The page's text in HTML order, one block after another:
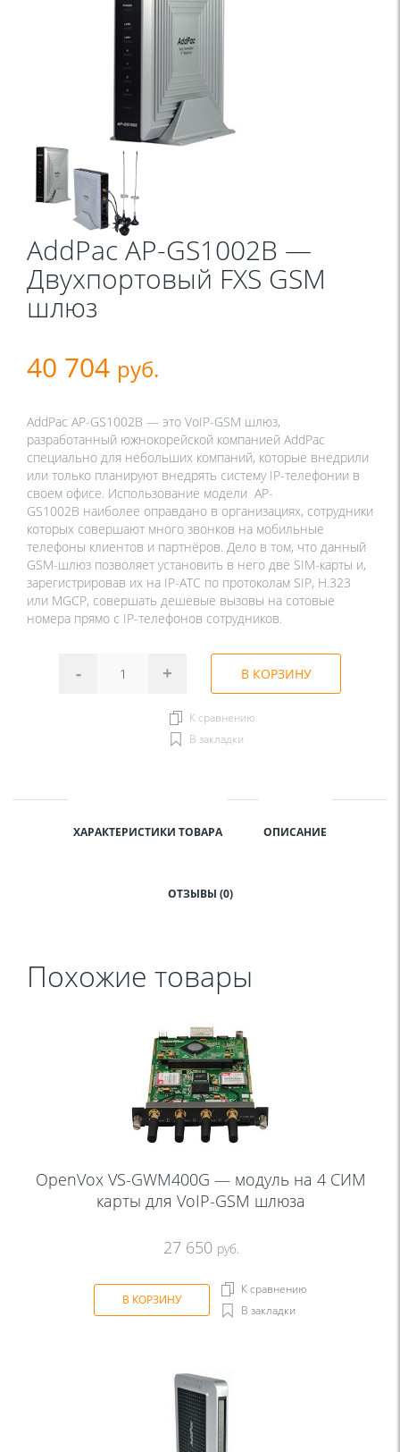
AddPac AP-GS1002B —
Двухпортовый FXS GSM
шлюз
40 704 руб.
AddPac AP-GS1002B — это VoIP-GSM шлюз,
разработанный южнокорейской компанией AddPac
специально для небольших компаний, которые внедрили
или только планируют внедрять систему IP-телефонии в
своем офисе. Использование модели AP-
GS1002B наиболее оправдано в организациях, сотрудники
которых совершают много звонков на мобильные
телефоны клиентов и партнёров. Дело в том, что данный
GSM-шлюз позволяет установить в него две SIM-карты и,
зарегистрировав их на IP-АТС по протоколам SIP, H.323
или MGCP, совершать дешевые вызовы на сотовые
номера прямо с IP-телефонов сотрудников.
- + В КОРЗИНУ
К сравнению
В закладки
ХАРАКТЕРИСТИКИ ТОВАРА ОПИСАНИЕ
ОТЗЫВЫ (0)
Похожие товары
OpenVox VS-GWM400G — модуль на 4 СИМ
карты для VoIP-GSM шлюза
27 650 руб.
В КОРЗИНУ
К сравнению
В закладки